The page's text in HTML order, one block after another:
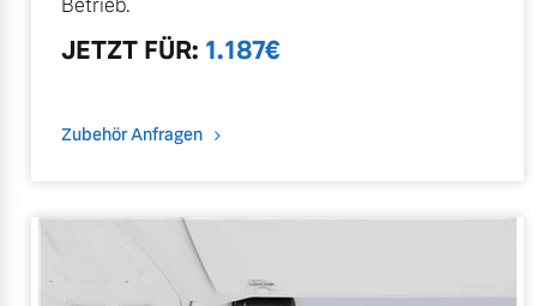
Betrieb.
JETZT FÜR: 1.187€
Zubehör Anfragen